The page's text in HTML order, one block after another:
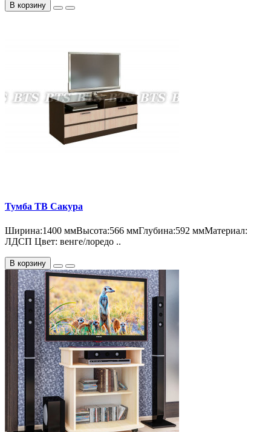
В корзину
Тумба ТВ Сакура
Ширина:1400 ммВысота:566 ммГлубина:592 ммМатериал:
ЛДСП Цвет: венге/лоредо ..
В корзину